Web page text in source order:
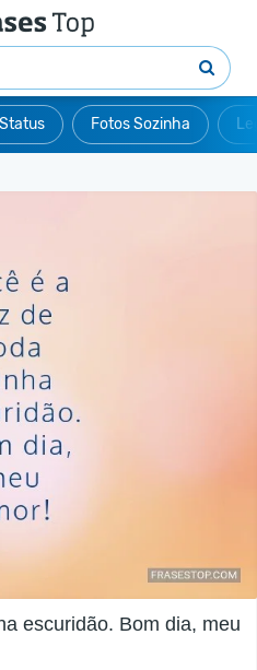
Status Fotos Sozinha
escuridão. Bom dia, meu